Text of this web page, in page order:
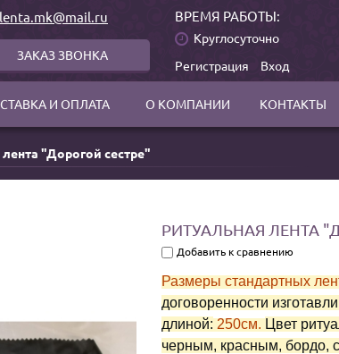
lenta.mk@mail.ru
ЗАКАЗ ЗВОНКА
ВРЕМЯ РАБОТЫ:
Круглосуточно
Регистрация Вход
И ОПЛАТА О КОМПАНИИ КОНТАКТЫ
"Дорогой сестре"
РИТУАЛЬНАЯ ЛЕНТА
Добавить к сравнению
Размеры стандартных
договоренности
длиной: 250см. Цвет
черным, красным, бордо,